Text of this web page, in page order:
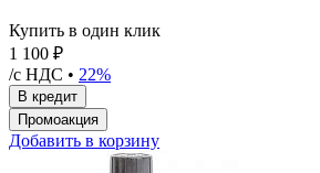
Купить в один клик
1 100 ₽
/с НДС • 22%
Добавить в корзину